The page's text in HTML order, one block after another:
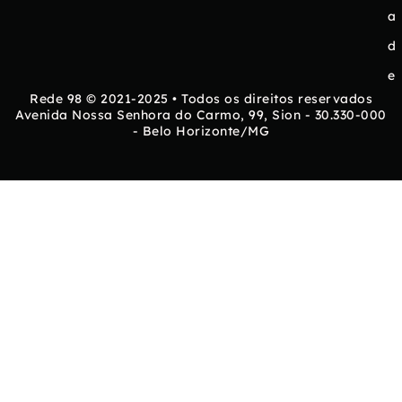
a
d
e
Rede 98 © 2021-2025 • Todos os direitos reservados
Avenida Nossa Senhora do Carmo, 99, Sion - 30.330-000
- Belo Horizonte/MG